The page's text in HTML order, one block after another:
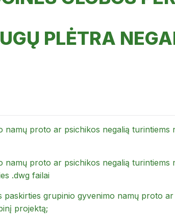
PLĖTRA
proto ar psichikos negalią turintiems
proto ar psichikos negalią turintiems
.dwg failai
paskirties grupinio gyvenimo namų proto
projektą;